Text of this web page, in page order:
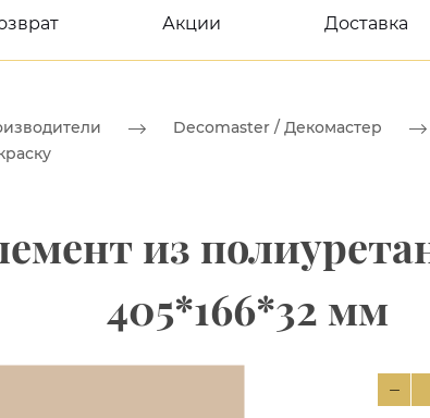
Акции Доставка
Decomaster / Декомастер
из
405*166*32 мм